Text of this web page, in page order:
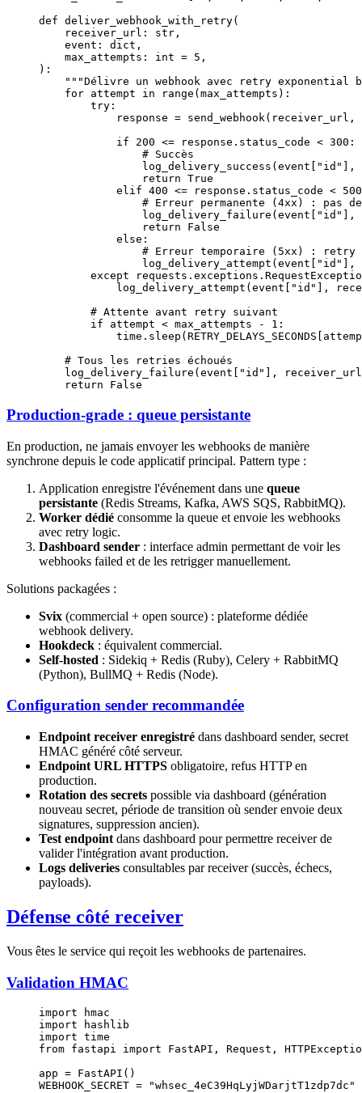
def deliver_webhook_with_retry(
    receiver_url:
str ,
    event:
dict ,
    max_attempts:
int = 5 ,
):
"""Délivre un webhook avec retry exponential
    for
attempt in range (max_attempts):
        try
:
            response
=
            if
200 <= response.status_code < 300 :
                # Succès
                log_delivery_success(event[
"id"
],
                return
True
            elif
400 <= response.status_code < 500
# Erreur permanente (4xx) : pas
                log_delivery_failure(event[
"id"
],
                return
False
            else
:
                # Erreur temporaire (5xx) : retry
                log_delivery_attempt(event[
"id"
],
        except
            log_delivery_attempt(event[
"id"
],
        # Attente avant retry suivant
        if
attempt < max_attempts - 1 :
            time.sleep(
RETRY_DELAYS_SECONDS
    # Tous les retries échoués
    log_delivery_failure(event[
"id"
],
    return
False
Production-grade : queue persistante
En production, ne jamais envoyer les webhooks de manière
synchrone depuis le code applicatif principal. Pattern type :
Application enregistre l'événement dans une queue
persistante (Redis Streams, Kafka, AWS SQS, RabbitMQ).
Worker dédié consomme la queue et envoie les webhooks
avec retry logic.
Dashboard sender : interface admin permettant de voir les
webhooks failed et de les retrigger manuellement.
Solutions packagées :
Svix (commercial + open source) : plateforme dédiée
webhook delivery.
Hookdeck : équivalent commercial.
Self-hosted : Sidekiq + Redis (Ruby), Celery + RabbitMQ
(Python), BullMQ + Redis (Node).
Configuration sender recommandée
Endpoint receiver enregistré dans dashboard sender, secret
HMAC généré côté serveur.
Endpoint URL HTTPS obligatoire, refus HTTP en
production.
Rotation des secrets possible via dashboard (génération
nouveau secret, période de transition où sender envoie deux
signatures, suppression ancien).
Test endpoint dans dashboard pour permettre receiver de
valider l'intégration avant production.
Logs deliveries consultables par receiver (succès, échecs,
payloads).
Défense côté receiver
Vous êtes le service qui reçoit les webhooks de partenaires.
Validation HMAC
import hmac
import hashlib
import time
from fastapi import FastAPI, Request,
app = FastAPI()
WEBHOOK_SECRET = "whsec_4eC39HqLyjWDarjtT1zdp7dc"